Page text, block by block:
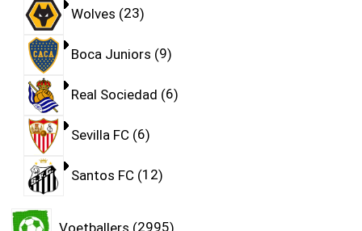
Wolves 23
Boca Juniors 9
Real Sociedad 6
Sevilla FC 6
Santos FC 12
Voetballers 2995